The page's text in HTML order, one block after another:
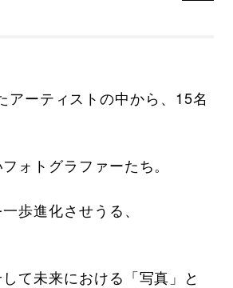
ーティストの中から、15名
ォトグラファーたち。
歩進化させうる、
て未来における「写真」と